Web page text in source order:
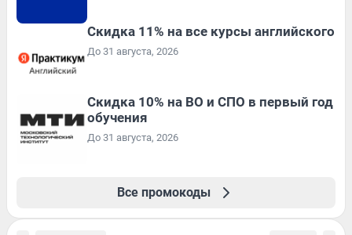
Скидка 11% на все курсы английского
До 31 августа, 2026
Скидка 10% на ВО и СПО в первый год
обучения
До 31 августа, 2026
Все промокоды